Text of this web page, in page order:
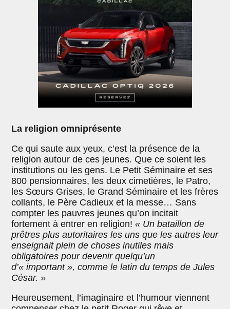
La religion omniprésente
Ce qui saute aux yeux, c’est la présence de la
religion autour de ces jeunes. Que ce soient les
institutions ou les gens. Le Petit Séminaire et ses
800 pensionnaires, les deux cimetières, le Patro,
les Sœurs Grises, le Grand Séminaire et les frères
collants, le Père Cadieux et la messe… Sans
compter les pauvres jeunes qu’on incitait
fortement à entrer en religion!« Un bataillon de
prêtres plus autoritaires les uns que les autres leur
enseignait plein de choses inutiles mais
obligatoires pour devenir quelqu’un
d’« important », comme le latin du temps de Jules
César. »
Heureusement, l’imaginaire et l’humour viennent